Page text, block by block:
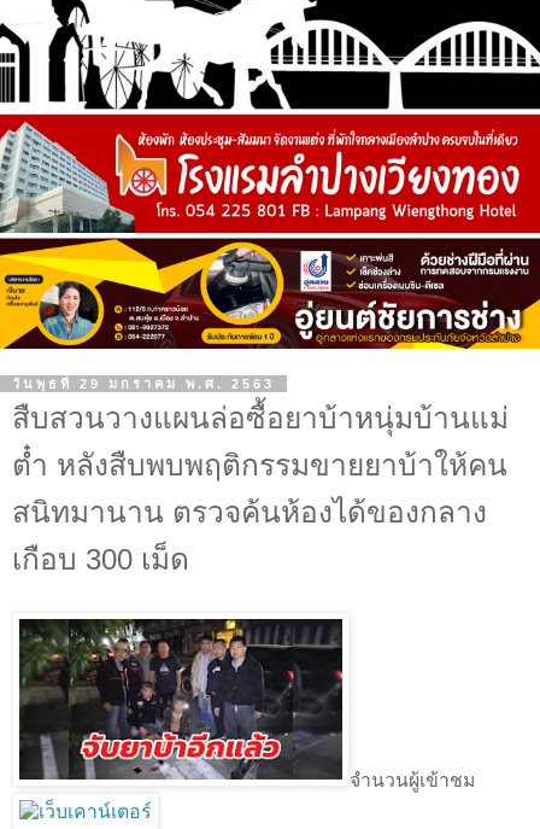
วันพุธที่ 29 มกราคม พ.ศ. 2563
สืบสวนวางแผนล่อซื้อยาบ้าหนุ่มบ้านแม่
ต๋ำ หลังสืบพบพฤติกรรมขายยาบ้าให้คน
สนิทมานาน ตรวจค้นห้องได้ของกลาง
เกือบ 300 เม็ด
จำนวนผู้เข้าชม